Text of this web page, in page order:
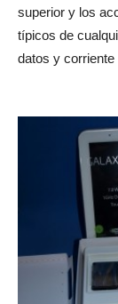
superior y los
típicos de
datos y